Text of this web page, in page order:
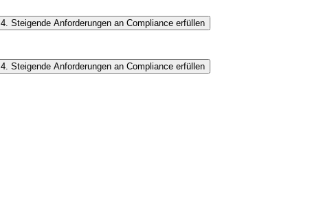
4. Steigende Anforderungen an Compliance erfüllen
4. Steigende Anforderungen an Compliance erfüllen